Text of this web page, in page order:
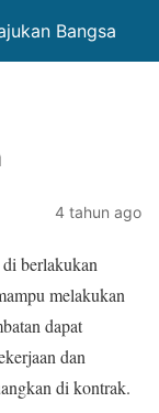
Bangsa
4 tahun ago
berlakukan
melakukan
dapat
dan
di kontrak.